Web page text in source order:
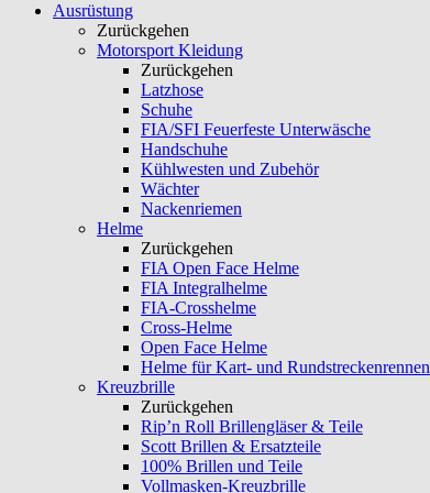
Ausrüstung
Zurückgehen
Motorsport Kleidung
Zurückgehen
Latzhose
Schuhe
FIA/SFI Feuerfeste Unterwäsche
Handschuhe
Kühlwesten und Zubehör
Wächter
Nackenriemen
Helme
Zurückgehen
FIA Open Face Helme
FIA Integralhelme
FIA-Crosshelme
Cross-Helme
Open Face Helme
Helme für Kart- und Rundstreckenrennen
Kreuzbrille
Zurückgehen
Rip’n Roll Brillengläser & Teile
Scott Brillen & Ersatzteile
100% Brillen und Teile
Vollmasken-Kreuzbrille